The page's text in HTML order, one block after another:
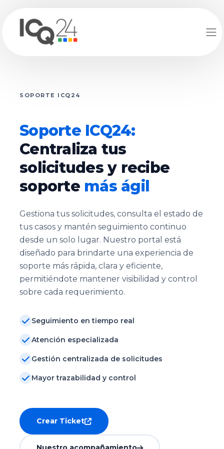
SOPORTE ICQ24
Soporte ICQ24:
Centraliza tus
solicitudes y recibe
soporte más ágil
Gestiona tus solicitudes, consulta el estado de
tus casos y mantén seguimiento continuo
desde un solo lugar. Nuestro portal está
diseñado para brindarte una experiencia de
soporte más rápida, clara y eficiente,
permitiéndote mantener visibilidad y control
sobre cada requerimiento.
Seguimiento en tiempo real
Atención especializada
Gestión centralizada de solicitudes
Mayor trazabilidad y control
Crear Ticket